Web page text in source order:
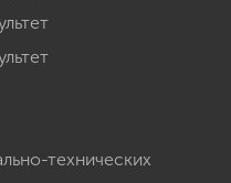
технических